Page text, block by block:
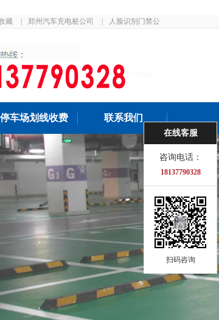
藏 郑州汽车充电桩公司
人脸识别门禁公
停车场划线收费 联系我们
在线客服
咨询电话：
18137790328
扫码咨询